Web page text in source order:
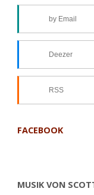
by Email
Deezer
RSS
FACEBOOK
MUSIK VON